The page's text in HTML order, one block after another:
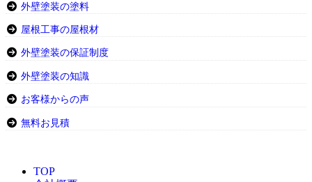
外壁塗装の塗料
屋根工事の屋根材
外壁塗装の保証制度
外壁塗装の知識
お客様からの声
無料お見積
TOP